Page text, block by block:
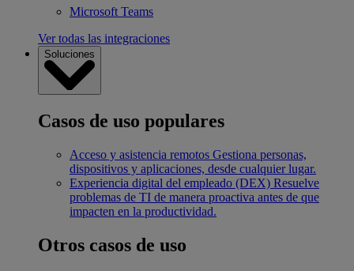
Microsoft Teams
Ver todas las integraciones
Soluciones
Casos de uso populares
Acceso y asistencia remotos Gestiona personas,
dispositivos y aplicaciones, desde cualquier lugar.
Experiencia digital del empleado (DEX) Resuelve
problemas de TI de manera proactiva antes de que
impacten en la productividad.
Otros casos de uso